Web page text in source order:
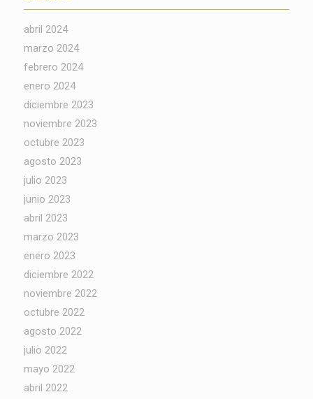
abril 2024
marzo 2024
febrero 2024
enero 2024
diciembre 2023
noviembre 2023
octubre 2023
agosto 2023
julio 2023
junio 2023
abril 2023
marzo 2023
enero 2023
diciembre 2022
noviembre 2022
octubre 2022
agosto 2022
julio 2022
mayo 2022
abril 2022